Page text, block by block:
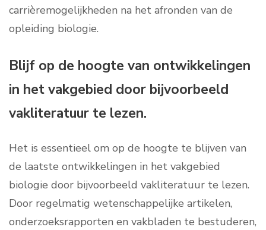
carrièremogelijkheden na het afronden van de
opleiding biologie.
Blijf op de hoogte van ontwikkelingen
in het vakgebied door bijvoorbeeld
vakliteratuur te lezen.
Het is essentieel om op de hoogte te blijven van
de laatste ontwikkelingen in het vakgebied
biologie door bijvoorbeeld vakliteratuur te lezen.
Door regelmatig wetenschappelijke artikelen,
onderzoeksrapporten en vakbladen te bestuderen,